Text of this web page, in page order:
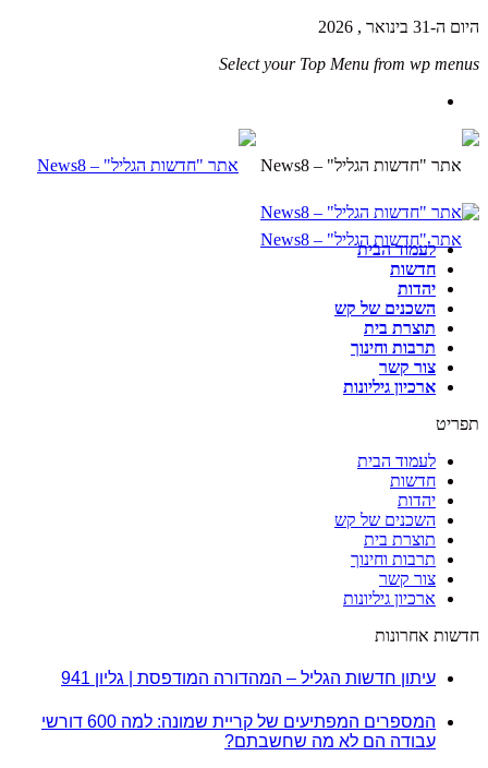
היום ה-31 בינואר , 2026
Select your Top Menu from wp menus
לעמוד הבית
חדשות
יהדות
השכנים של קש
תוצרת בית
תרבות וחינוך
צור קשר
ארכיון גיליונות
תפריט
לעמוד הבית
חדשות
יהדות
השכנים של קש
תוצרת בית
תרבות וחינוך
צור קשר
ארכיון גיליונות
חדשות אחרונות
עיתון חדשות הגליל – המהדורה המודפסת | גליון 941
המספרים המפתיעים של קריית שמונה: למה 600 דורשי
עבודה הם לא מה שחשבתם?